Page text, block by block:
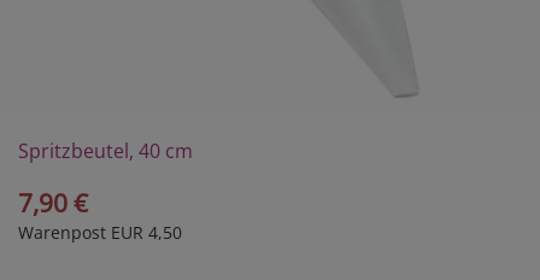
Spritzbeutel, 40 cm
7,90 €
Warenpost EUR 4,50